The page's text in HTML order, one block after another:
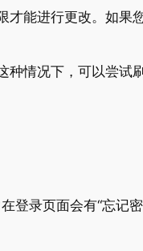
才能进行更改。如果
种情况下，可以尝试
登录页面会有“忘记